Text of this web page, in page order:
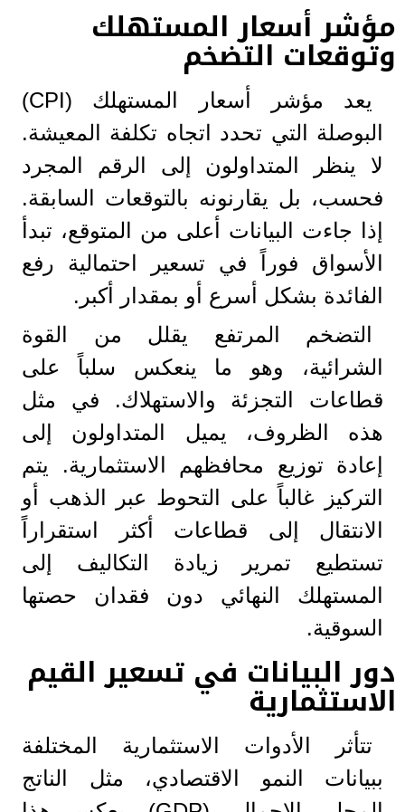
مؤشر أسعار المستهلك
وتوقعات التضخم
يعد مؤشر أسعار المستهلك (CPI)
البوصلة التي تحدد اتجاه تكلفة المعيشة.
لا ينظر المتداولون إلى الرقم المجرد
فحسب، بل يقارنونه بالتوقعات السابقة.
إذا جاءت البيانات أعلى من المتوقع، تبدأ
الأسواق فوراً في تسعير احتمالية رفع
الفائدة بشكل أسرع أو بمقدار أكبر.
التضخم المرتفع يقلل من القوة
الشرائية، وهو ما ينعكس سلباً على
قطاعات التجزئة والاستهلاك. في مثل
هذه الظروف، يميل المتداولون إلى
إعادة توزيع محافظهم الاستثمارية. يتم
التركيز غالباً على التحوط عبر الذهب أو
الانتقال إلى قطاعات أكثر استقراراً
تستطيع تمرير زيادة التكاليف إلى
المستهلك النهائي دون فقدان حصتها
السوقية.
دور البيانات في تسعير القيم
الاستثمارية
تتأثر الأدوات الاستثمارية المختلفة
ببيانات النمو الاقتصادي، مثل الناتج